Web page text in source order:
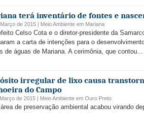
terá inventário de fontes e
de 2015 | Meio Ambiente em Mariana
Celso Cota e o diretor-presidente da
a carta de intenções para o
de águas de Mariana. A cerimônia, que contou...
irregular de lixo causa
do Campo
de 2015 | Meio Ambiente em Ouro Preto
de preservação ambiental acabou virando